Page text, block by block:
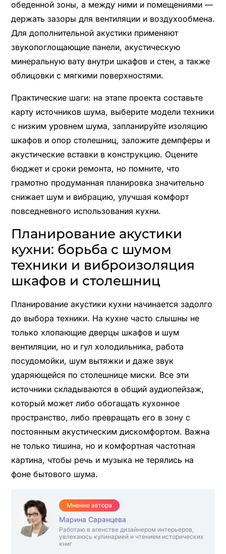
обеденной зоны, а между ними и помещениями —
держать зазоры для вентиляции и воздухообмена.
Для дополнительной акустики применяют
звукопоглощающие панели, акустическую
минеральную вату внутри шкафов и стен, а также
облицовки с мягкими поверхностями.
Практические шаги: на этапе проекта составьте
карту источников шума, выберите модели техники
с низким уровнем шума, запланируйте изоляцию
шкафов и опор столешниц, заложите демпферы и
акустические вставки в конструкцию. Оцените
бюджет и сроки ремонта, но помните, что
грамотно продуманная планировка значительно
снижает шум и вибрацию, улучшая комфорт
повседневного использования кухни.
Планирование акустики
кухни: борьба с шумом
техники и виброизоляция
шкафов и столешниц
Планирование акустики кухни начинается задолго
до выбора техники. На кухне часто слышны не
только хлопающие дверцы шкафов и шум
вентиляции, но и гул холодильника, работа
посудомойки, шум вытяжки и даже звук
ударяющейся по столешнице миски. Все эти
источники складываются в общий аудиопейзаж,
который может либо обогащать кухонное
пространство, либо превращать его в зону с
постоянным акустическим дискомфортом. Важна
не только тишина, но и комфортная частотная
картина, чтобы речь и музыка не терялись на
фоне бытового шума.
Мнение автора
Марина Саранцева
Работаю в агенстве дизайнером интерьеров,
увлекаюсь кулинарией и чтением исторических
книг